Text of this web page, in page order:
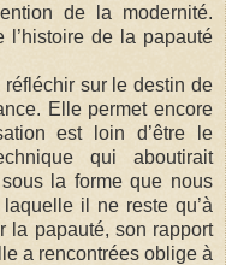
de la modernité.
de la papauté
réfléchir sur le destin de
Elle permet encore
est loin d’être le
qui aboutirait
la forme que nous
il ne reste qu’à
la papauté, son rapport
a rencontrées oblige à